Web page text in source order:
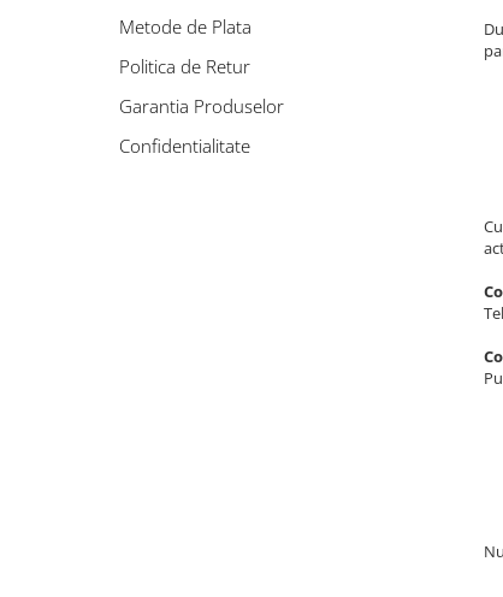
Metode de Plata
Politica de Retur
Garantia Produselor
Confidentialitate